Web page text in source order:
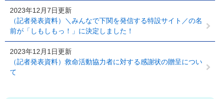
2023年12月7日更新
（記者発表資料）＼みんなで下関を発信する特設サイト／の名
前が「しもしもっ！」に決定しました！
2023年12月1日更新
（記者発表資料）救命活動協力者に対する感謝状の贈呈につい
て